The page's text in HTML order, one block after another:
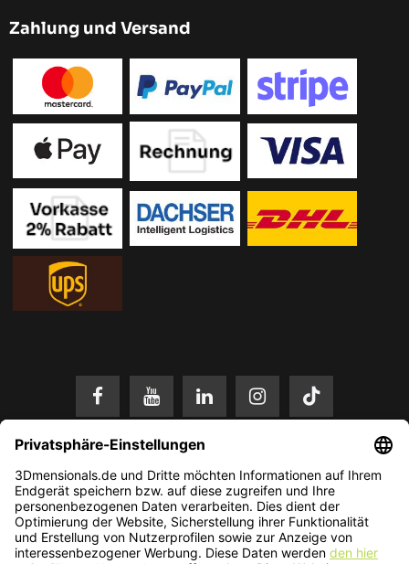
Zahlung und Versand
* Alle Preise in EUR inkl. gesetzl. Mehrwertsteuer zzgl. Versandkosten.
Änderungen und Irrtümer vorbehalten. Nur solange der Vorrat reicht.
© 2026 3Dmensionals / PONTIALIS GmbH & Co. KG - All Rights Reserved.​